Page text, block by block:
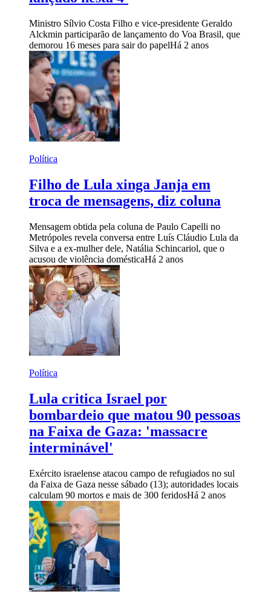
Ministro Sílvio Costa Filho e vice-presidente Geraldo
Alckmin participarão de lançamento do Voa Brasil, que
demorou 16 meses para sair do papelHá 2 anos
Política
Filho de Lula xinga Janja em
troca de mensagens, diz coluna
Mensagem obtida pela coluna de Paulo Capelli no
Metrópoles revela conversa entre Luís Cláudio Lula da
Silva e a ex-mulher dele, Natália Schincariol, que o
acusou de violência domésticaHá 2 anos
Política
Lula critica Israel por
bombardeio que matou 90 pessoas
na Faixa de Gaza: 'massacre
interminável'
Exército israelense atacou campo de refugiados no sul
da Faixa de Gaza nesse sábado (13); autoridades locais
calculam 90 mortos e mais de 300 feridosHá 2 anos